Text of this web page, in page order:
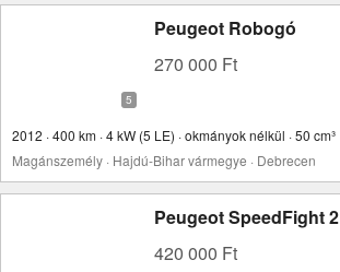
Peugeot Robogó
270 000 Ft
2012 · 400 km · 4 kW (5 LE) · okmányok nélkül · 50 cm³
Magánszemély · Hajdú-Bihar vármegye · Debrecen
Peugeot SpeedFight 2
420 000 Ft